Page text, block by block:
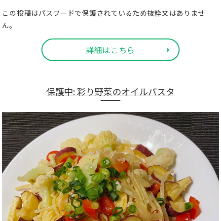
この投稿はパスワードで保護されているため抜粋文はありませ
ん。
詳細はこちら
保護中: 彩り野菜のオイルパスタ